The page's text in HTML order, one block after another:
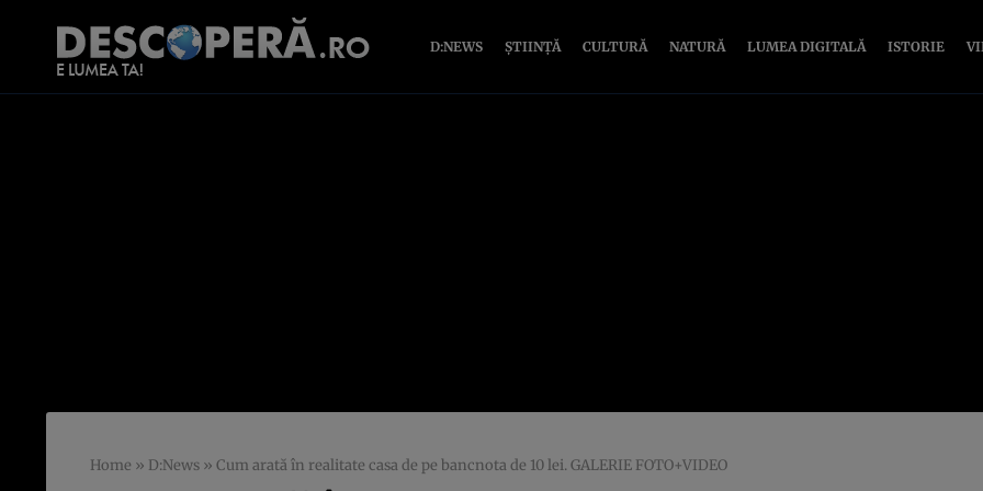
D:NEWS ȘTIINȚĂ CULTURĂ NATURĂ LUMEA DIGITALĂ ISTORIE
Home » D:News » Cum arată în realitate casa de pe bancnota de 10 lei. GALERIE FOTO+VIDEO